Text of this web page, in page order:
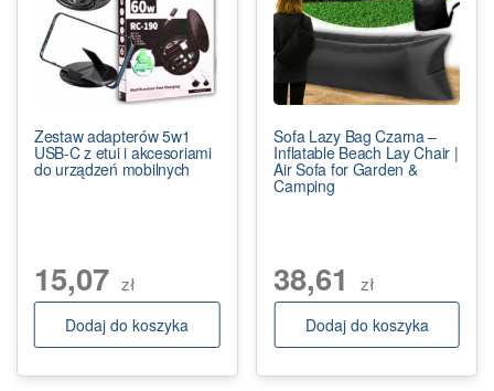
Zestaw adapterów 5w1
USB-C z etui i akcesoriami
do urządzeń mobilnych
15,07 zł
Dodaj do koszyka
Sofa Lazy Bag Czarna –
Inflatable Beach Lay Chair |
Air Sofa for Garden &
Camping
38,61 zł
Dodaj do koszyka